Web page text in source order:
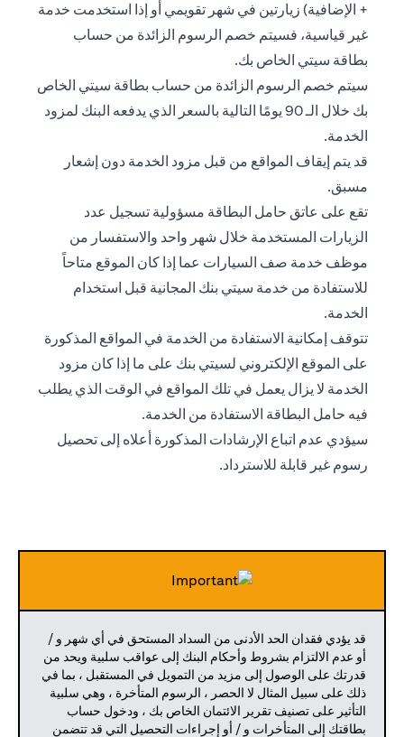
+ الإضافية) زيارتين في شهر تقويمي أو إذا استخدمت خدمة
غير قياسية، فسيتم خصم الرسوم الزائدة من حساب
بطاقة سيتي الخاص بك.
سيتم خصم الرسوم الزائدة من حساب بطاقة سيتي الخاص
بك خلال الـ 90 يومًا التالية بالسعر الذي يدفعه البنك لمزود
الخدمة.
قد يتم إيقاف المواقع من قبل مزود الخدمة دون إشعار
مسبق.
تقع على عاتق حامل البطاقة مسؤولية تسجيل عدد
الزيارات المستخدمة خلال شهر واحد والاستفسار من
موظف خدمة صف السيارات عما إذا كان الموقع متاحاً
للاستفادة من خدمة سيتي بنك المجانية قبل استخدام
الخدمة.
تتوقف إمكانية الاستفادة من الخدمة في المواقع المذكورة
على الموقع الإلكتروني لسيتي بنك على ما إذا كان مزود
الخدمة لا يزال يعمل في تلك المواقع في الوقت الذي يطلب
فيه حامل البطاقة الاستفادة من الخدمة.
سيؤدي عدم اتباع الإرشادات المذكورة أعلاه إلى تحصيل
رسوم غير قابلة للاسترداد.
قد يؤدي فقدان الحد الأدنى من السداد المستحق في أي شهر و /
أو عدم الالتزام بشروط وأحكام البنك إلى عواقب سلبية ويحد من
قدرتك على الوصول إلى مزيد من التمويل في المستقبل ، بما في
ذلك على سبيل المثال لا الحصر ، الرسوم المتأخرة ، وهي سلبية
التأثير على تصنيف تقرير الائتمان الخاص بك ، ودخول حساب
بطاقتك إلى المتأخرات و / أو إجراءات التحصيل التي قد تتضمن